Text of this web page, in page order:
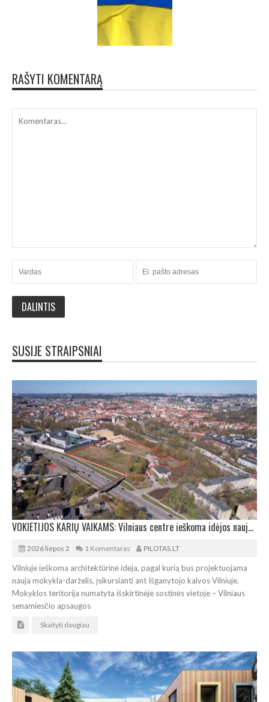
RAŠYTI KOMENTARĄ
SUSIJE STRAIPSNIAI
VOKIETIJOS KARIŲ VAIKAMS: Vilniaus centre ieškoma idėjos naujai mokyklai-darželiui
2026 liepos 2 1 Komentaras PILOTAS.LT
Vilniuje ieškoma architektūrinė idėja, pagal kurią bus projektuojama
nauja mokykla-darželis, įsikursianti ant Išganytojo kalvos Vilniuje.
Mokyklos teritorija numatyta išskirtinėje sostinės vietoje – Vilniaus
senamiesčio apsaugos
Skaityti daugiau